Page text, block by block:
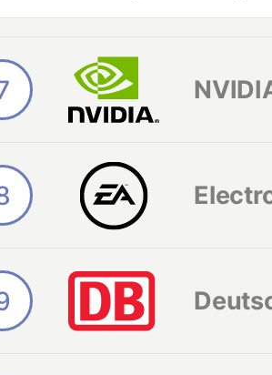
von
Trendence, Europas führendem